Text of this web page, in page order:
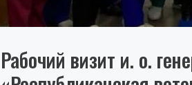
Рабочий визит и. о.